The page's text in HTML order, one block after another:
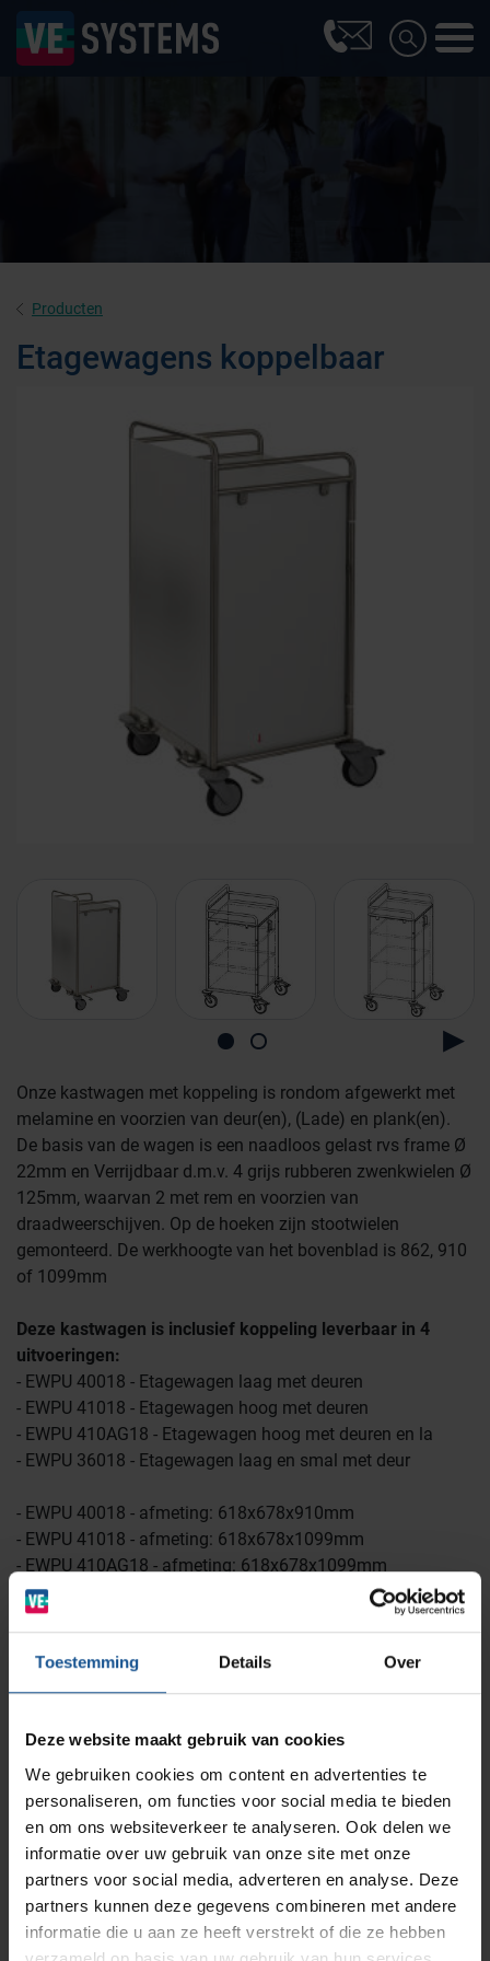
Toestemming Details Over
Deze website maakt gebruik van cookies
We gebruiken cookies om content en advertenties te
personaliseren, om functies voor social media te bieden
en om ons websiteverkeer te analyseren. Ook delen we
informatie over uw gebruik van onze site met onze
partners voor social media, adverteren en analyse. Deze
partners kunnen deze gegevens combineren met andere
informatie die u aan ze heeft verstrekt of die ze hebben
Producten
Etagewagens koppelbaar
Onze kastwagen met koppeling is rondom afgewerkt met
melamine en voorzien van deur(en), (Lade) en plank(en).
De basis van de wagen is een naadloos gelast rvs frame Ø
22mm en Verrijdbaar d.m.v. 4 grijs rubberen zwenkwielen Ø
125mm, waarvan 2 met rem en voorzien van
draadweerschijven. Op de hoeken zijn stootwielen
gemonteerd. De werkhoogte van het bovenblad is 862, 910
of 1099mm
Deze kastwagen is inclusief koppeling leverbaar in 4
uitvoeringen:
- EWPU 40018 - Etagewagen laag met deuren
- EWPU 41018 - Etagewagen hoog met deuren
- EWPU 410AG18 - Etagewagen hoog met deuren en la
- EWPU 36018 - Etagewagen laag en smal met deur
- EWPU 40018 - afmeting: 618x678x910mm
- EWPU 41018 - afmeting: 618x678x1099mm
- EWPU 410AG18 - afmeting: 618x678x1099mm
- EWPU 36018 - afmeting: 528x705x862mm
Voordelen
Met gesloten kast
Inclusief de koppeling
De etagewagen is makkelijk te reinigen
Accessoires
Handdesinfectiedispencer
Handschoendispencers
Afvalbakken
Branches
Ziekenhuizen en klinieken
Zorginstellingen
Laboratoria
Cleanrooms
Logistiek en opslag
Afvalinzamelaars
Farmaceutische industrie
Solutions
RVS Werkplekinrichting
Modulaire Inrichtingssystemen
Opslagsystemen en voorraadbeheer
Productlijnen
Medische afvalverpakkingen
Infectiepreventie en hygiëne
Opslagmogelijkheden
Medische (verzorgings)wagens
Wastransport
Medicijn- en verbandkasten
Werkplekinrichting
Septodry
Metro
Zarges
AP Medical
BINBIN
Ons team
Klantcases
Vacatures